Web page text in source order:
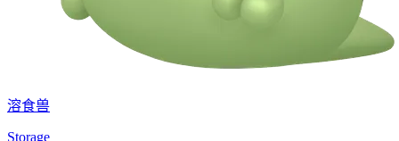
溶食兽
Storage